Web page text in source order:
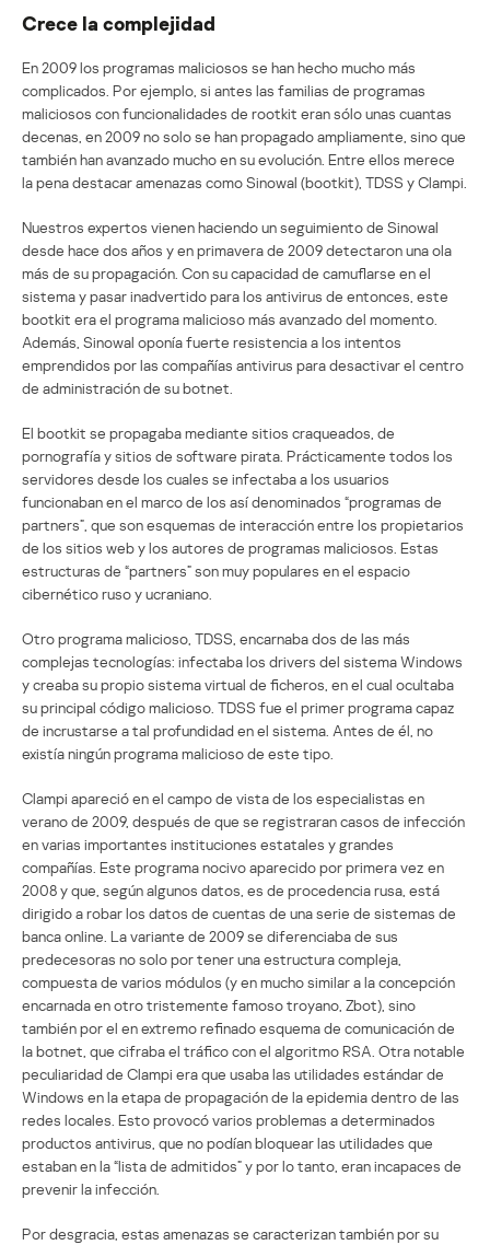
Crece la complejidad
En 2009 los programas maliciosos se han hecho mucho más
complicados. Por ejemplo, si antes las familias de programas
maliciosos con funcionalidades de rootkit eran sólo unas cuantas
decenas, en 2009 no solo se han propagado ampliamente, sino que
también han avanzado mucho en su evolución. Entre ellos merece
la pena destacar amenazas como Sinowal (bootkit), TDSS y Clampi.
Nuestros expertos vienen haciendo un seguimiento de Sinowal
desde hace dos años y en primavera de 2009 detectaron una ola
más de su propagación. Con su capacidad de camuflarse en el
sistema y pasar inadvertido para los antivirus de entonces, este
bootkit era el programa malicioso más avanzado del momento.
Además, Sinowal oponía fuerte resistencia a los intentos
emprendidos por las compañías antivirus para desactivar el centro
de administración de su botnet.
El bootkit se propagaba mediante sitios craqueados, de
pornografía y sitios de software pirata. Prácticamente todos los
servidores desde los cuales se infectaba a los usuarios
funcionaban en el marco de los así denominados “programas de
partners”, que son esquemas de interacción entre los propietarios
de los sitios web y los autores de programas maliciosos. Estas
estructuras de “partners” son muy populares en el espacio
cibernético ruso y ucraniano.
Otro programa malicioso, TDSS, encarnaba dos de las más
complejas tecnologías: infectaba los drivers del sistema Windows
y creaba su propio sistema virtual de ficheros, en el cual ocultaba
su principal código malicioso. TDSS fue el primer programa capaz
de incrustarse a tal profundidad en el sistema. Antes de él, no
existía ningún programa malicioso de este tipo.
Clampi apareció en el campo de vista de los especialistas en
verano de 2009, después de que se registraran casos de infección
en varias importantes instituciones estatales y grandes
compañías. Este programa nocivo aparecido por primera vez en
2008 y que, según algunos datos, es de procedencia rusa, está
dirigido a robar los datos de cuentas de una serie de sistemas de
banca online. La variante de 2009 se diferenciaba de sus
predecesoras no solo por tener una estructura compleja,
compuesta de varios módulos (y en mucho similar a la concepción
encarnada en otro tristemente famoso troyano, Zbot), sino
también por el en extremo refinado esquema de comunicación de
la botnet, que cifraba el tráfico con el algoritmo RSA. Otra notable
peculiaridad de Clampi era que usaba las utilidades estándar de
Windows en la etapa de propagación de la epidemia dentro de las
redes locales. Esto provocó varios problemas a determinados
productos antivirus, que no podían bloquear las utilidades que
estaban en la “lista de admitidos” y por lo tanto, eran incapaces de
prevenir la infección.
Por desgracia, estas amenazas se caracterizan también por su